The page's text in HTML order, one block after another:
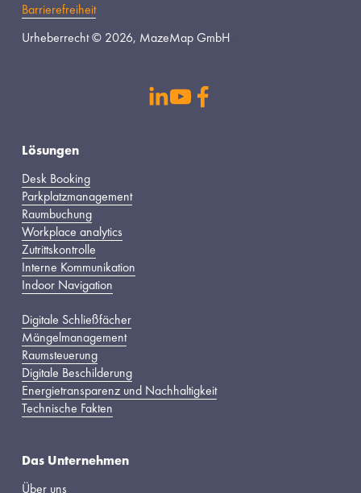
Barrierefreiheit
Urheberrecht © 2026, MazeMap GmbH
Lösungen
Desk Booking
Parkplatzmanagement
Raumbuchung
Workplace analytics
Zutrittskontrolle
Interne Kommunikation
Indoor Navigation
Digitale Schließfächer
Mängelmanagement
Raumsteuerung
Digitale Beschilderung
Energietransparenz und Nachhaltigkeit
Technische Fakten
Das Unternehmen
Über uns